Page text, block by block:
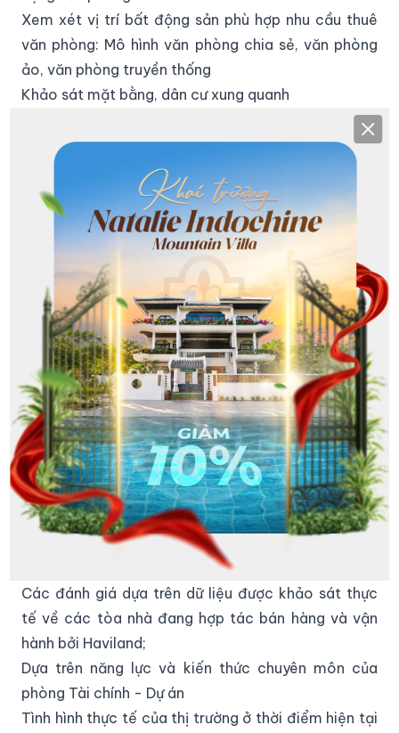
Xem xét vị trí bất động sản phù hợp nhu cầu thuê
văn phòng: Mô hình văn phòng chia sẻ, văn phòng
ảo, văn phòng truyền thống
Khảo sát mặt bằng, dân cư xung quanh
Tìm và hỗ trợ giám sát đơn vị thiết kế văn phòng
Hỗ trợ xử lý thủ tục giấy phép khi xây dựng văn
Xây dựng quy trình vận hành
Thúc đẩy định vị thương hiệu và tận dụng công
năng tòa nhà
2. 3 bước tư vấn đầu tư dự án bất động sản tại
Haviland
Nhìn chung, ở mỗi loại hình bất động sản sẽ có
phương thức và quy trình tư vấn khác nhau. Điều
này còn phụ thuộc và tình hình kinh tế, tính khả thi
và thời điểm phát triển của dự án. Haviland House
với hơn 1000+ dự án tư vấn phát triển thành công,
chúng tôi đúc kết ra 3 giai đoạn trọng yếu trong
quá trình tư vấn dự án bất động sản như sau:
2.1. Giai đoạn 1: Đánh giá phương án kinh doanh
trong khu vực
1 - Đánh giá tính khả thi của mô hình kinh doanh
các phân khúc tại khu vực khảo sát
Các đánh giá dựa trên dữ liệu được khảo sát thực
tế về các tòa nhà đang hợp tác bán hàng và vận
hành bởi Haviland;
Dựa trên năng lực và kiến thức chuyên môn của
phòng Tài chính - Dự án
Tình hình thực tế của thị trường ở thời điểm hiện tại